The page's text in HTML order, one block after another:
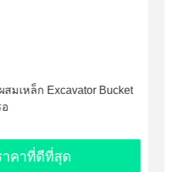
มเหล็ก Excavator Bucket
าคาที่ดีที่สุด